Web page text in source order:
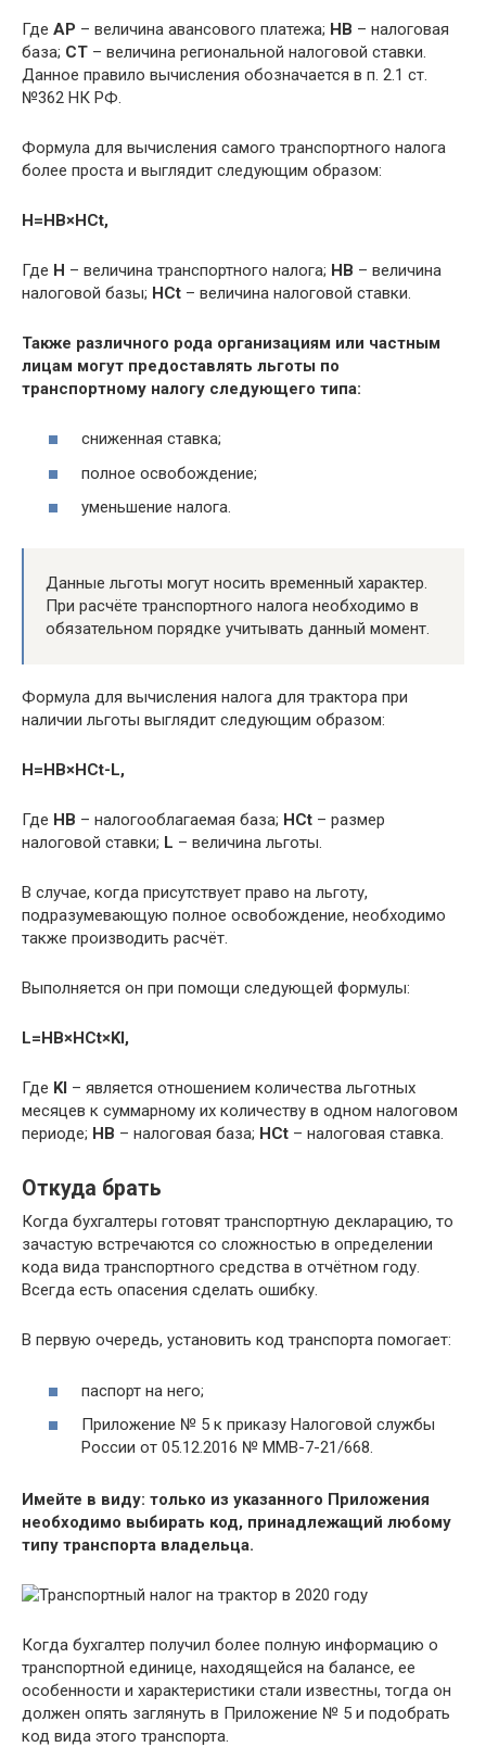
Где AP – величина авансового платежа; HB – налоговая
база; CT – величина региональной налоговой ставки.
Данное правило вычисления обозначается в п. 2.1 ст.
№362 НК РФ.
Формула для вычисления самого транспортного налога
более проста и выглядит следующим образом:
H=HB×HCt,
Где H – величина транспортного налога; HB – величина
налоговой базы; HCt – величина налоговой ставки.
Также различного рода организациям или частным
лицам могут предоставлять льготы по
транспортному налогу следующего типа:
сниженная ставка;
полное освобождение;
уменьшение налога.
Данные льготы могут носить временный характер.
При расчёте транспортного налога необходимо в
обязательном порядке учитывать данный момент.
Формула для вычисления налога для трактора при
наличии льготы выглядит следующим образом:
H=HB×HCt-L,
Где HB – налогооблагаемая база; HCt – размер
налоговой ставки; L – величина льготы.
В случае, когда присутствует право на льготу,
подразумевающую полное освобождение, необходимо
также производить расчёт.
Выполняется он при помощи следующей формулы:
L=HB×HCt×Kl,
Где Kl – является отношением количества льготных
месяцев к суммарному их количеству в одном налоговом
периоде; HB – налоговая база; HCt – налоговая ставка.
Откуда брать
Когда бухгалтеры готовят транспортную декларацию, то
зачастую встречаются со сложностью в определении
кода вида транспортного средства в отчётном году.
Всегда есть опасения сделать ошибку.
В первую очередь, установить код транспорта помогает:
паспорт на него;
Приложение № 5 к приказу Налоговой службы
России от 05.12.2016 № ММВ-7-21/668.
Имейте в виду: только из указанного Приложения
необходимо выбирать код, принадлежащий любому
типу транспорта владельца.
Когда бухгалтер получил более полную информацию о
транспортной единице, находящейся на балансе, ее
особенности и характеристики стали известны, тогда он
должен опять заглянуть в Приложение № 5 и подобрать
код вида этого транспорта.